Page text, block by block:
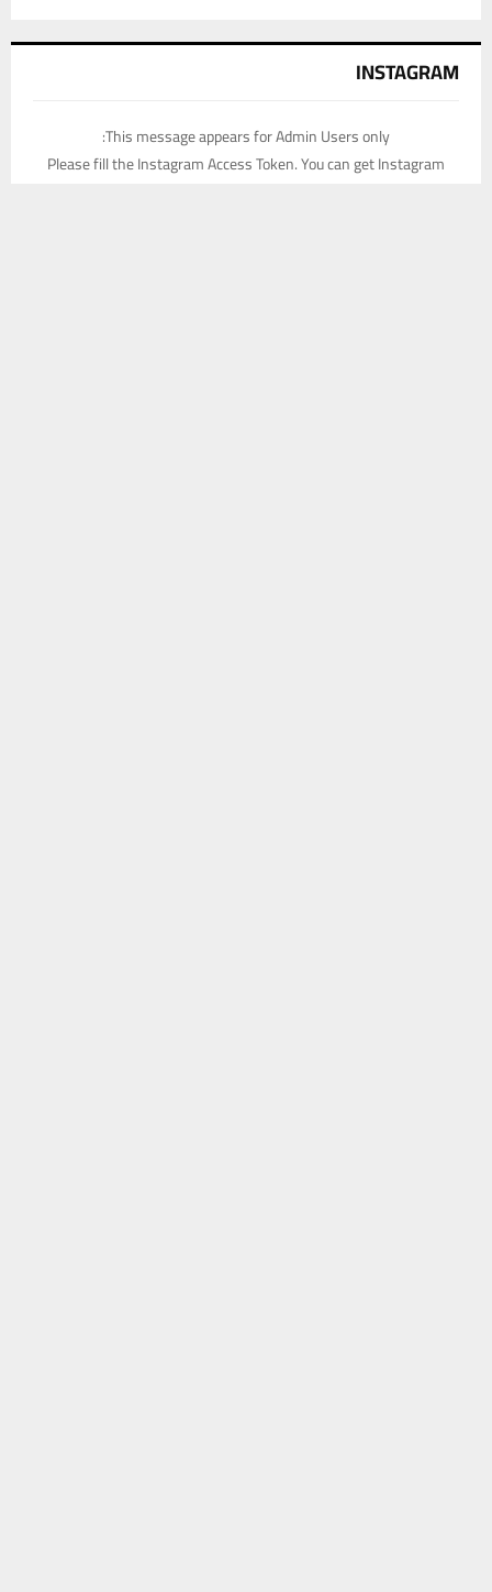
INSTAGRAM
This message appears for Admin Users only:
Please fill the Instagram Access Token. You can get Instagram